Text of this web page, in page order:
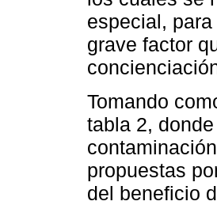
especial,
grave factor
Tomando
tabla 2,
propuestas
del beneficio